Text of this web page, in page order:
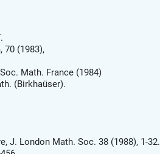
70 (1983),
Math. France (1984)
(Birkhaüser).
J. London Math. Soc. 38 (1988), 1-32.